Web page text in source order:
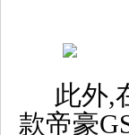
此外,
款帝豪